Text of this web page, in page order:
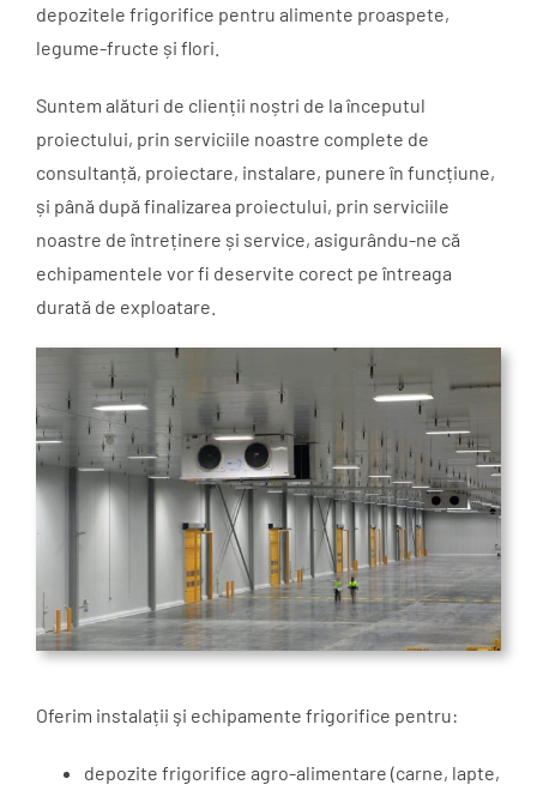
depozitele frigorifice pentru alimente proaspete,
legume-fructe și flori.
Suntem alături de clienții noștri de la începutul
proiectului, prin serviciile noastre complete de
consultanță, proiectare, instalare, punere în funcțiune,
și până după finalizarea proiectului, prin serviciile
noastre de întreținere și service, asigurându-ne că
echipamentele vor fi deservite corect pe întreaga
durată de exploatare.
Oferim instalații şi echipamente frigorifice pentru:
depozite frigorifice agro-alimentare (carne, lapte,